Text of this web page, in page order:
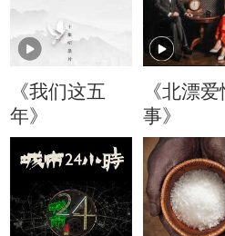
《我们这五
年》
《北漂
事》